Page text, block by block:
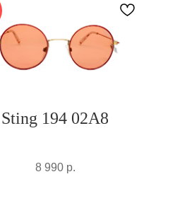
Sting 194 02A8
8 990 р.